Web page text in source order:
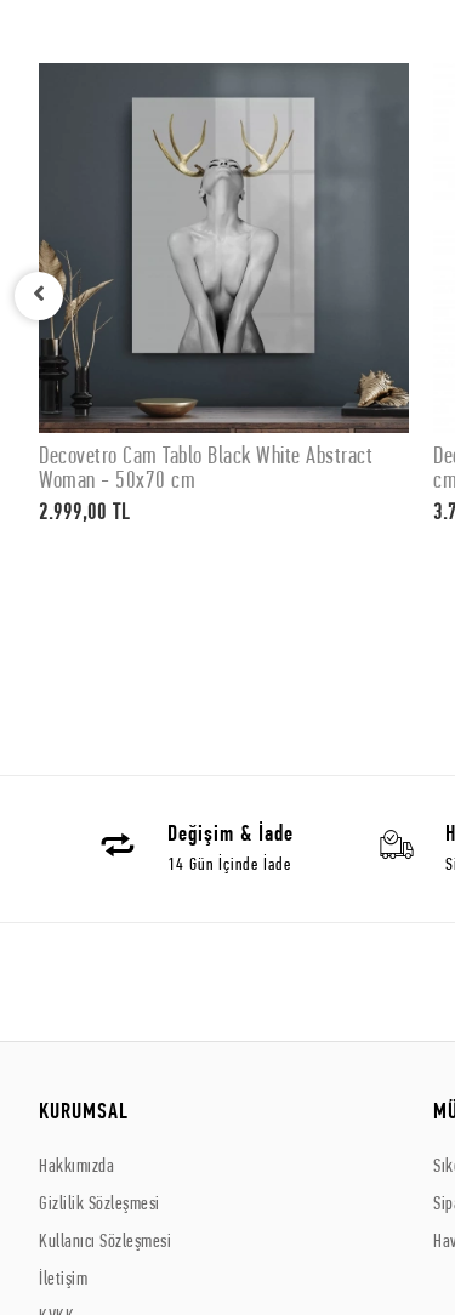
SEPETE EKLE
Decovetro Cam Tablo Black White Abstract
Woman - 50x70 cm
2.999,00 TL
cm
Değişim & İade
14 Gün İçinde İade
KURUMSAL
Hakkımızda
Gizlilik Sözleşmesi
Kullanıcı Sözleşmesi
İletişim